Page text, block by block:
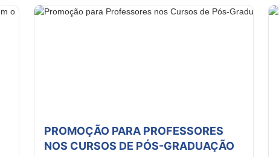
PROMOÇÃO PARA PROFESSORES
NOS CURSOS DE PÓS-GRADUAÇÃO